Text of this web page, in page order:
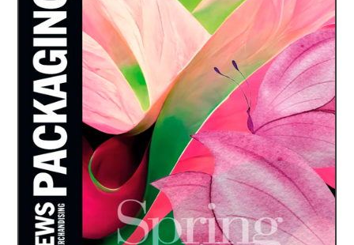
limpieza para el hogar de
origen botánico. Batllegroup
cre...
Optimizaron sabores e
ingredientes en un solo pack
funcional sin neces...
tierra
Agricola Romaniello es una
empresa familiar y dinámica
que se basa en el respeto
por la tierra y utiliza métodos
resilientes para producir
cereales, legumbres y
harinas, a menudo molidas
a la piedra ...